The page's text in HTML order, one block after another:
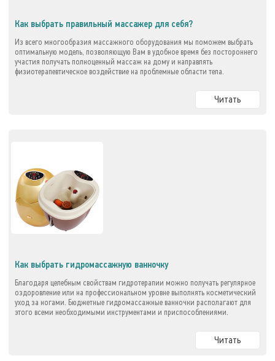
Как выбрать правильный массажер для себя?
Из всего многообразия массажного оборудования мы поможем выбрать
оптимальную модель, позволяющую Вам в удобное время без постороннего
участия получать полноценный массаж на дому и направлять
физиотерапевтическое воздействие на проблемные области тела.
Читать
Как выбрать гидромассажную ванночку
Благодаря целебным свойствам гидротерапии можно получать регулярное
оздоровление или на профессиональном уровне выполнять косметический
уход за ногами. Бюджетные гидромассажные ванночки располагают для
этого всеми необходимыми инструментами и приспособлениями.
Читать